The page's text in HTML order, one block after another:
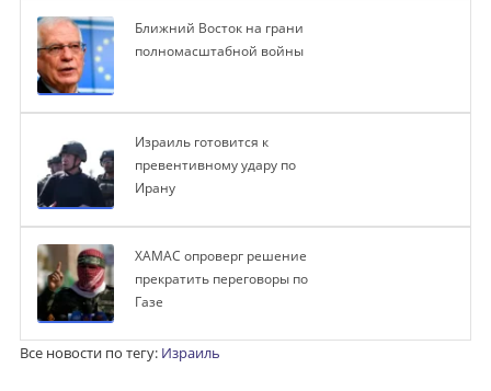
Ближний Восток на грани
полномасштабной войны
Израиль готовится к
превентивному удару по
Ирану
ХАМАС опроверг решение
прекратить переговоры по
Газе
Все новости по тегу: Израиль